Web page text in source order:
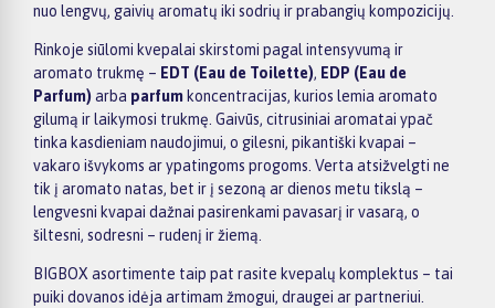
nuo lengvų, gaivių aromatų iki sodrių ir prabangių kompozicijų.
Rinkoje siūlomi kvepalai skirstomi pagal intensyvumą ir
aromato trukmę – EDT (Eau de Toilette), EDP (Eau de
Parfum)arba parfum koncentracijas, kurios lemia aromato
gilumą ir laikymosi trukmę. Gaivūs, citrusiniai aromatai ypač
tinka kasdieniam naudojimui, o gilesni, pikantiški kvapai –
vakaro išvykoms ar ypatingoms progoms. Verta atsižvelgti ne
tik į aromato natas, bet ir į sezoną ar dienos metu tikslą –
lengvesni kvapai dažnai pasirenkami pavasarį ir vasarą, o
šiltesni, sodresni – rudenį ir žiemą.
BIGBOX asortimente taip pat rasite kvepalų komplektus – tai
puiki dovanos idėja artimam žmogui, draugei ar partneriui.